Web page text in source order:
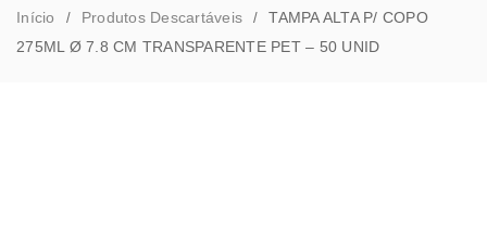
Início / Produtos Descartáveis /
TAMPA ALTA P/ COPO
275ML Ø 7.8 CM TRANSPARENTE PET – 50 UNID